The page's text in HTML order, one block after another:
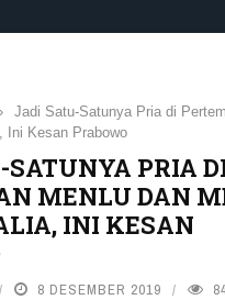
›
Jadi Satu-Satunya Pria di
Ini Kesan Prabowo
PRIA
MENLU DAN
INI KESAN
8 DESEMBER 2019